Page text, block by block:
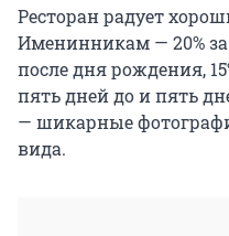
Ресторан радует
Именинникам — 20%
после дня рождения,
пять дней до и пять
— шикарные
вида.